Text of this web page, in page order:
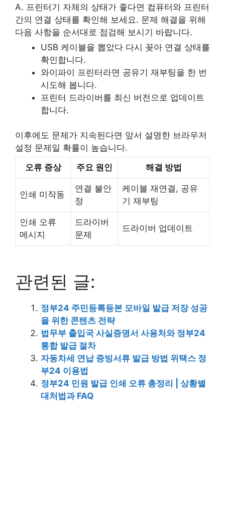
A. 프린터기 자체의 상태가 좋다면 컴퓨터와 프린터
간의 연결 상태를 확인해 보세요. 문제 해결을 위해
다음 사항을 순서대로 점검해 보시기 바랍니다.
USB 케이블을 뽑았다 다시 꽂아 연결 상태를
확인합니다.
와이파이 프린터라면 공유기 재부팅을 한 번
시도해 봅니다.
프린터 드라이버를 최신 버전으로 업데이트
합니다.
이후에도 문제가 지속된다면 앞서 설명한 브라우저
설정 문제일 확률이 높습니다.
오류 증상
주요 원인 해결 방법
인쇄 미작동
연결 불안
정
케이블 재연결, 공유
기 재부팅
인쇄 오류
메시지
드라이버
문제
드라이버 업데이트
관련된 글:
정부24 주민등록등본 모바일 발급 저장 성공
을 위한 콘텐츠 전략
법무부 출입국 사실증명서 사용처와 정부24
통합 발급 절차
자동차세 연납 증빙서류 발급 방법 위택스 정
부24 이용법
정부24 민원 발급 인쇄 오류 총정리 | 상황별
대처법과 FAQ